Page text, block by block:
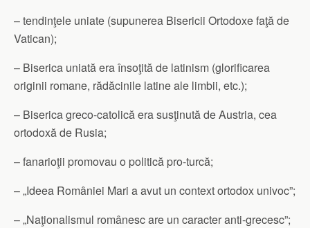
– tendinţele uniate (supunerea Bisericii Ortodoxe faţă de
Vatican);
– Biserica uniată era însoţită de latinism (glorificarea
originii romane, rădăcinile latine ale limbii, etc.);
– Biserica greco-catolică era susţinută de Austria, cea
ortodoxă de Rusia;
– fanarioţii promovau o politică pro-turcă;
– „Ideea României Mari a avut un context ortodox univoc”;
– „Naţionalismul românesc are un caracter anti-grecesc”;